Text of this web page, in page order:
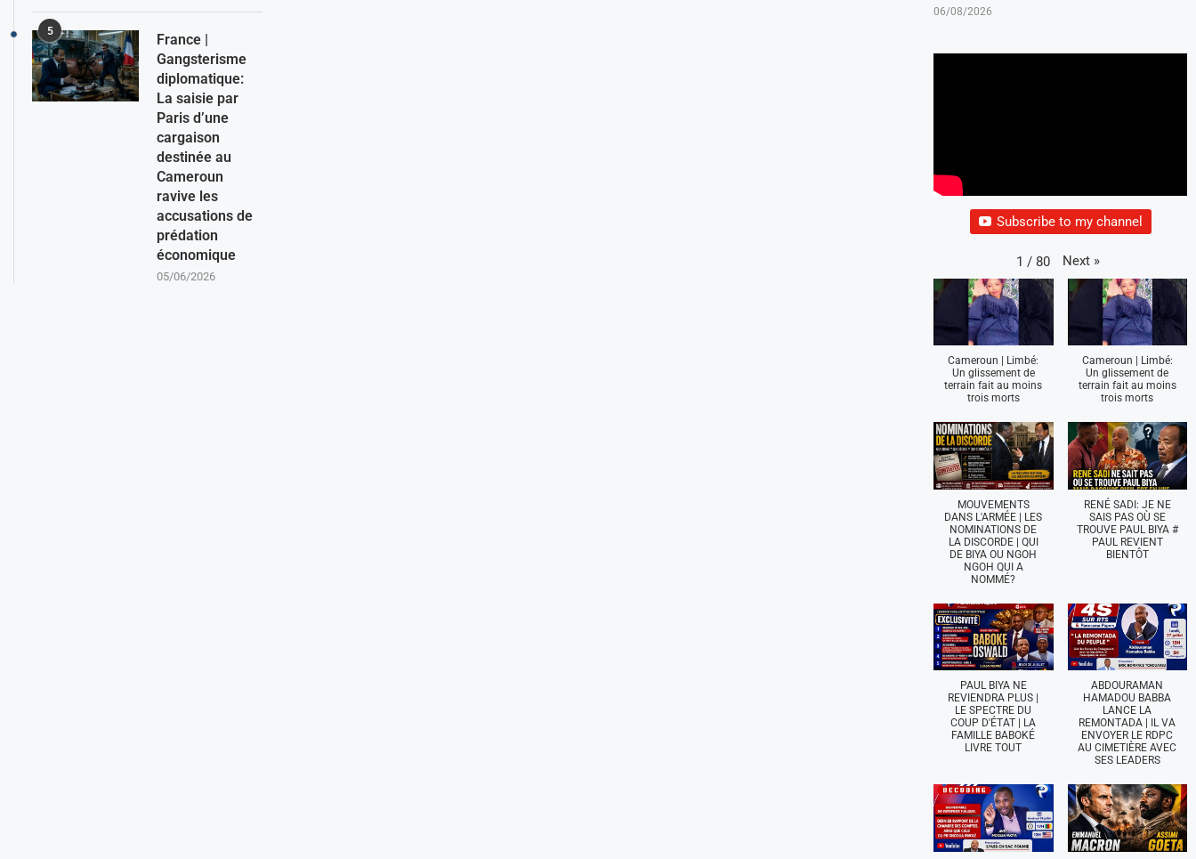
06/08/2026
Subscribe to my channel
1 / 80 Next »
Cameroun | Limbé:
Un glissement de
terrain fait au moins
trois morts
Cameroun | Limbé:
Un glissement de
terrain fait au moins
trois morts
MOUVEMENTS
DANS L'ARMÉE | LES
NOMINATIONS DE
LA DISCORDE | QUI
DE BIYA OU NGOH
NGOH QUI A
NOMMÉ?
RENÉ SADI: JE NE
SAIS PAS OÙ SE
TROUVE PAUL BIYA #
PAUL REVIENT
BIENTÔT
PAUL BIYA NE
REVIENDRA PLUS |
LE SPECTRE DU
COUP D'ÉTAT | LA
FAMILLE BABOKÉ
LIVRE TOUT
ABDOURAMAN
HAMADOU BABBA
LANCE LA
REMONTADA | IL VA
ENVOYER LE RDPC
AU CIMETIÈRE AVEC
SES LEADERS
5
France |
Gangsterisme
diplomatique:
La saisie par
Paris d’une
cargaison
destinée au
Cameroun
ravive les
accusations de
prédation
économique
05/06/2026